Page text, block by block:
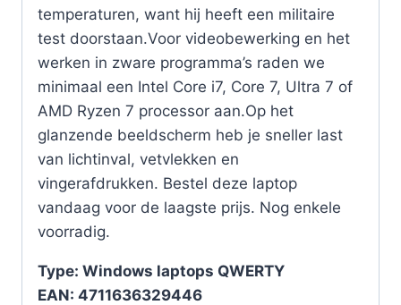
temperaturen, want hij heeft een militaire
test doorstaan.Voor videobewerking en het
werken in zware programma’s raden we
minimaal een Intel Core i7, Core 7, Ultra 7 of
AMD Ryzen 7 processor aan.Op het
glanzende beeldscherm heb je sneller last
van lichtinval, vetvlekken en
vingerafdrukken. Bestel deze laptop
vandaag voor de laagste prijs. Nog enkele
voorradig.
Type: Windows laptops QWERTY
EAN: 4711636329446